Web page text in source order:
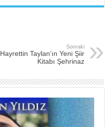
Sonraki
Hayrettin Taylan’ın Yeni Şiir
Kitabı Şehrinaz